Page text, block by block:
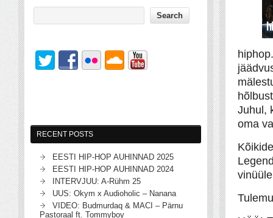
Juhul,
oma
RECENT POSTS
EESTI HIP-HOP AUHINNAD 2025
EESTI HIP-HOP AUHINNAD 2024
INTERVJUU: A-Rühm 25
UUS: Okym x Audioholic – Nanana
VIDEO: Budmurdaq & MACI – Pärnu
Pastoraal ft. Tommyboy